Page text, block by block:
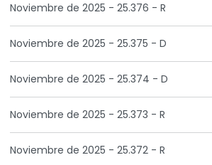
Noviembre de 2025 - 25.376 - R
Noviembre de 2025 - 25.375 - D
Noviembre de 2025 - 25.374 - D
Noviembre de 2025 - 25.373 - R
Noviembre de 2025 - 25.372 - R